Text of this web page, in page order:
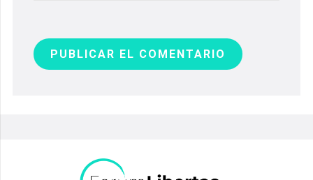
PUBLICAR EL COMENTARIO